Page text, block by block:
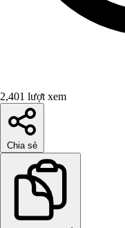
2,401 lượt xem
Chia sẻ